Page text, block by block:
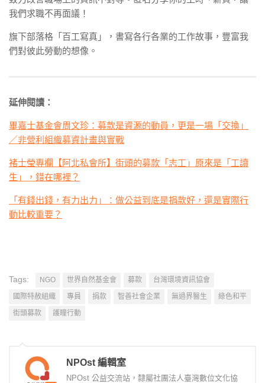
我們求職不再面議！
旗下部落格「百工寫真」，書寫各行各業的工作故事，豐富我
們對彼此勞動的想像。
延伸閱讀：
畢嘉士基金會周文珍：募款是資源的動員，更是一場「交換」
／非營利組織募資計畫與實戰
褚士瑩專欄【阿北私會所】街頭的募款「志工」原來是「工讀
生」，錯在哪裡？
「有錢出錢，有力出力」：做公益到底是捐款好，還是實際行
動比較重要？
Tags: NGO 世界自然基金會 募款
台灣環境資訊協會
國際特赦組織
專員 捐款 智善社會企業 無過界醫生
綠色和平
街頭募款
護瞳行動
NPOst 編輯室
NPOst 公益交流站，隸屬社團法人臺灣數位文化協